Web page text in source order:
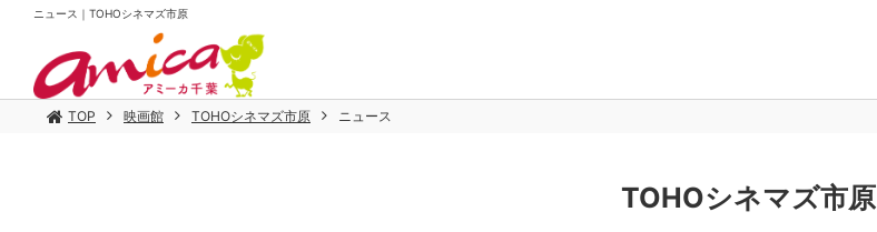
ニュース｜TOHOシネマズ市原
TOP 映画館 TOHOシネマズ市原 ニュース
TOHOシネマズ市原